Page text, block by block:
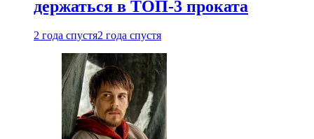
держаться в ТОП-3 проката
2 года спустя2 года спустя